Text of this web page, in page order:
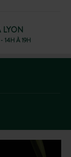
LYON
14H À 19H